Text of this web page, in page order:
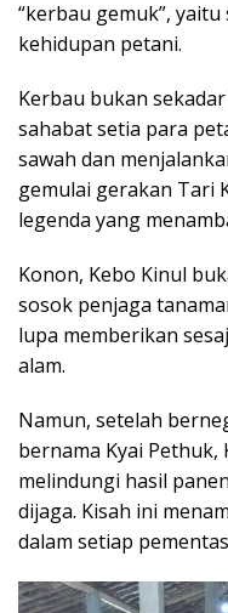
“kerbau gemuk”,
kehidupan petani.
Kerbau bukan
sahabat setia para
sawah dan
gemulai gerakan Tari
legenda yang
Konon, Kebo Kinul
sosok penjaga
lupa memberikan
alam.
Namun, setelah
bernama Kyai Pethuk,
melindungi hasil
dijaga. Kisah ini
dalam setiap